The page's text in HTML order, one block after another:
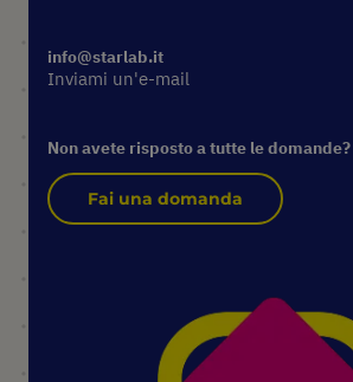
info@starlab.it
Inviami un'e-mail
Non avete risposto a tutte le domande?
Fai una domanda